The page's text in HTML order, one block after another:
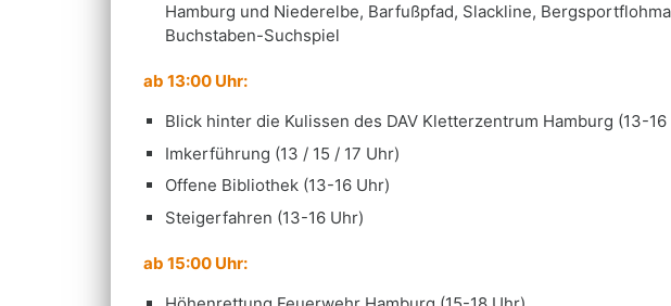
Hamburg und Niederelbe, Barfußpfad, Slackline,
Buchstaben-Suchspiel
ab 13:00 Uhr:
Blick hinter die Kulissen des DAV Kletterzentrum Hamburg (13-16
Imkerführung (13 / 15 / 17 Uhr)
Offene Bibliothek (13-16 Uhr)
Steigerfahren (13-16 Uhr)
ab 15:00 Uhr: